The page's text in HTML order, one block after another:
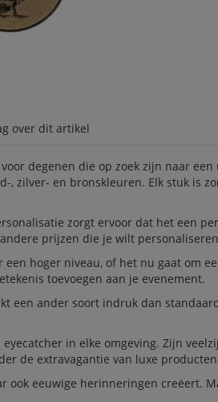
over dit artikel
degenen die op zoek zijn naar
zilver- en bronskleuren. Elk stuk is
zorgt ervoor dat het een
prijzen die je wilt
hoger niveau, of het nu gaat om
toevoegen aan je evenement.
een ander soort indruk dan
in elke omgeving. Zijn
de extravagantie van luxe
eeuwige herinneringen creëert.